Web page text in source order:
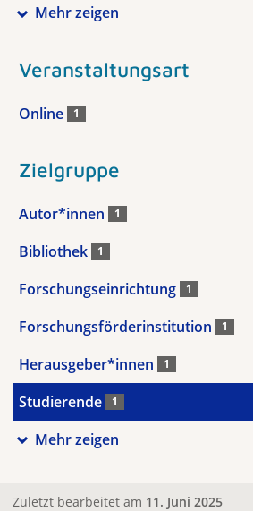
Mehr zeigen
Veranstaltungsart
Online 1
Zielgruppe
Autor*innen 1
Bibliothek 1
Forschungseinrichtung 1
Forschungsförderinstitution 1
Herausgeber*innen 1
Studierende 1
Mehr zeigen
Zuletzt bearbeitet am 11. Juni 2025